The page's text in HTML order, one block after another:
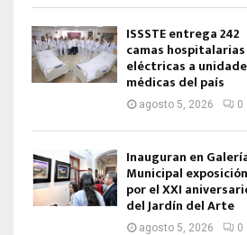
ISSSTE entrega 242
camas hospitalarias
eléctricas a
médicas del país
agosto 5, 2026 0
Inauguran en
Municipal exposición
por el XXI
del Jardín del Arte
agosto 5, 2026 0